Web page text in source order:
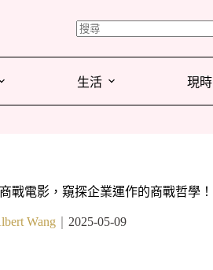
生活 現時
戰電影，窺探企業運作的商戰哲學！
Wang｜ 2025-05-09